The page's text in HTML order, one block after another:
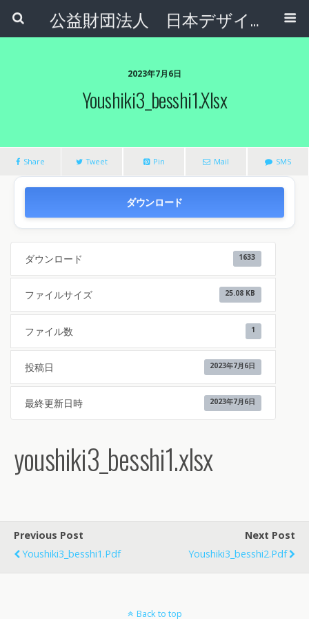
公益財団法人 日本デザインナンバー財団
2023年7月6日
Youshiki3_besshi1.xlsx
Share Tweet Pin Mail SMS
ダウンロード
ダウンロード 1633
ファイルサイズ 25.08 KB
ファイル数 1
投稿日 2023年7月6日
最終更新日時 2023年7月6日
youshiki3_besshi1.xlsx
Previous Post
Youshiki3_besshi1.pdf
Next Post
Youshiki3_besshi2.pdf
Back to top